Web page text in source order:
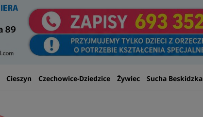
Cieszyn Czechowice-Dziedzice Żywiec Sucha Beskidzka